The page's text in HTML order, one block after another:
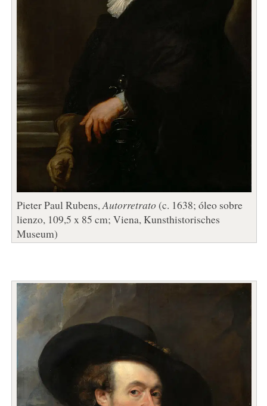
Pieter Paul Rubens, Autorretrato(c. 1638; óleo sobre
lienzo, 109,5 x 85 cm; Viena, Kunsthistorisches
Museum)